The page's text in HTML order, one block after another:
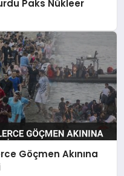
Paks Nükleer
Göçmen Akınına